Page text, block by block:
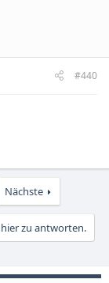
#440
Nächste
zu antworten.